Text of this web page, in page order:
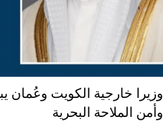
وزيرا خارجية الكويت وعُمان
وأمن الملاحة البحرية